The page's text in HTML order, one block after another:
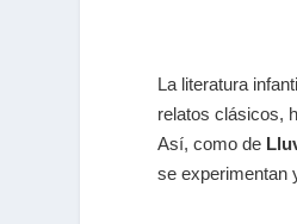
La literatura
relatos clásicos,
Así, como de
se experimentan